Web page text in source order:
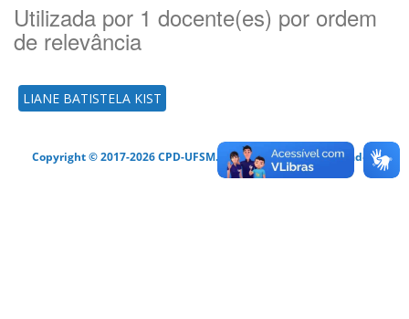
Utilizada por 1 docente(es) por ordem
de relevância
LIANE BATISTELA KIST
Copyright © 2017-2026 CPD-UFSM. Todos os direitos reservados.